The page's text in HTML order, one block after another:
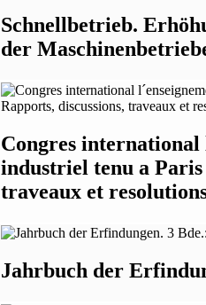
Schnellbetrieb.
der
Congres international
industriel tenu a Paris
traveaux et
Jahrbuch der